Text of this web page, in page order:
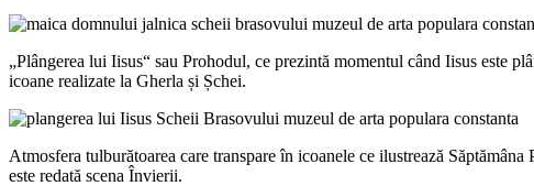
„Plângerea lui Iisus“ sau Prohodul, ce prezintă momentul când Iisus este
icoane realizate la Gherla și Șchei.
Atmosfera tulburătoarea care transpare în icoanele ce ilustrează
este redată scena Învierii.